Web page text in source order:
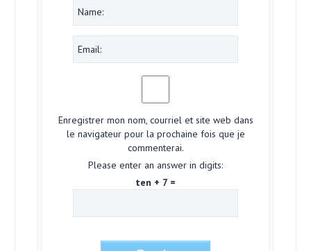
Enregistrer mon nom, courriel et site web dans
le navigateur pour la prochaine fois que je
commenterai.
Please enter an answer in digits:
ten + 7 =